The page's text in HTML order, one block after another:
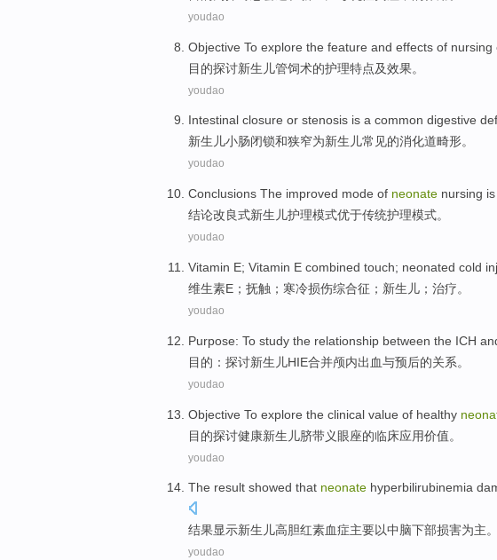
youdao
Objective To explore the feature and effects of nursing
目的探讨新生儿管饲术的护理特点及效果。
youdao
Intestinal closure or stenosis is a common digestive
新生儿小肠闭锁和狭窄为新生儿常见的消化道畸形。
youdao
Conclusions The improved mode of neonate nursing
结论改良式新生儿护理模式优于传统护理模式。
youdao
Vitamin E; Vitamin E combined touch; neonated cold
维生素E ； 抚触 ； 寒冷损伤综合征 ； 新生儿 ； 治疗。
youdao
Purpose: To study the relationship between the ICH
目的 ： 探讨新生儿HIE合并颅内出血与预后的关系。
youdao
Objective To explore the clinical value of healthy
目的探讨健康新生儿脐带义眼座的临床应用价值。
youdao
The result showed that neonate hyperbilirubinemia
结果显示新生儿高胆红素血症主要以中脑下部损害为主。
youdao